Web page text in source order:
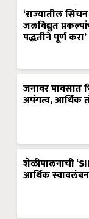
‘राज्यातील
जलविद्युत
पद्धतीने पूर्ण करा’
जनावर
अपंगत्व, आर्थिक
शेळीपालनाची
आर्थिक